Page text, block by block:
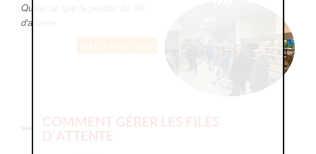
Qu'est ce que la gestion de file
d'attente
COMMENT GÉRER LES FILES
D'ATTENTE